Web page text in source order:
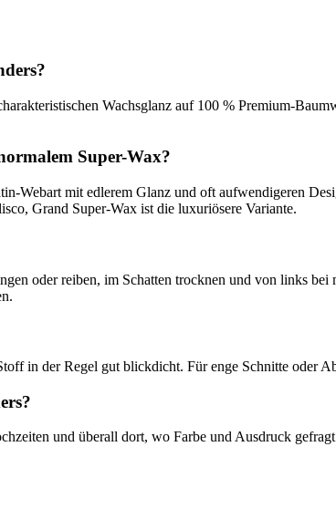
Wachsglanz auf 100 % Premium-
Super-Wax?
Webart mit edlerem Glanz und oft aufwendigeren
Grand Super-Wax ist die luxuriösere Variante.
oder reiben, im Schatten trocknen und von links
in der Regel gut blickdicht. Für enge Schnitte oder
und überall dort, wo Farbe und Ausdruck